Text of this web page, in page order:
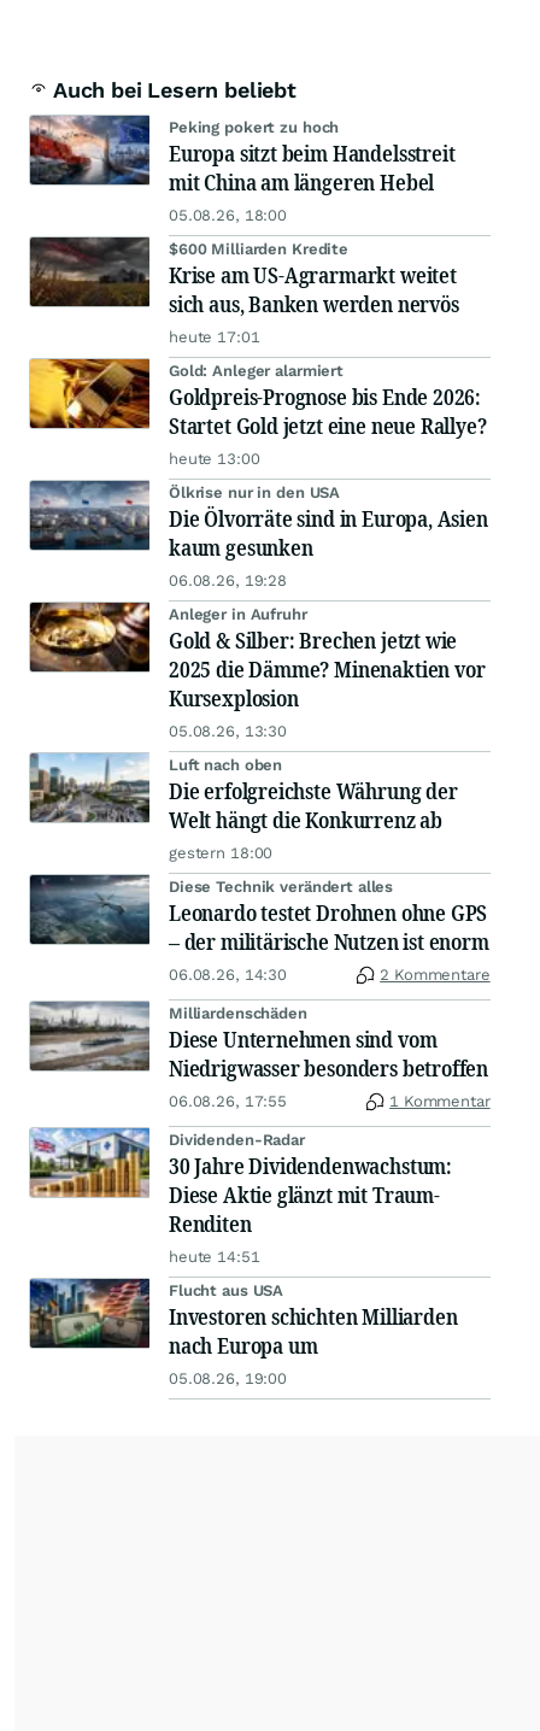
Auch bei Lesern beliebt
Peking pokert zu hoch
Europa sitzt beim Handelsstreit
mit China am längeren Hebel
05.08.26, 18:00
$600 Milliarden Kredite
Krise am US-Agrarmarkt weitet
sich aus, Banken werden nervös
heute 17:01
Gold: Anleger alarmiert
Goldpreis-Prognose bis Ende 2026:
Startet Gold jetzt eine neue Rallye?
heute 13:00
Ölkrise nur in den USA
Die Ölvorräte sind in Europa, Asien
kaum gesunken
06.08.26, 19:28
Anleger in Aufruhr
Gold & Silber: Brechen jetzt wie
2025 die Dämme? Minenaktien vor
Kursexplosion
05.08.26, 13:30
Luft nach oben
Die erfolgreichste Währung der
Welt hängt die Konkurrenz ab
gestern 18:00
Diese Technik verändert alles
Leonardo testet Drohnen ohne GPS
– der militärische Nutzen ist enorm
06.08.26, 14:30 2 Kommentare
Milliardenschäden
Diese Unternehmen sind vom
Niedrigwasser besonders betroffen
06.08.26, 17:55 1 Kommentar
Dividenden-Radar
30 Jahre Dividendenwachstum:
Diese Aktie glänzt mit Traum-
Renditen
heute 14:51
Flucht aus USA
Investoren schichten Milliarden
nach Europa um
05.08.26, 19:00